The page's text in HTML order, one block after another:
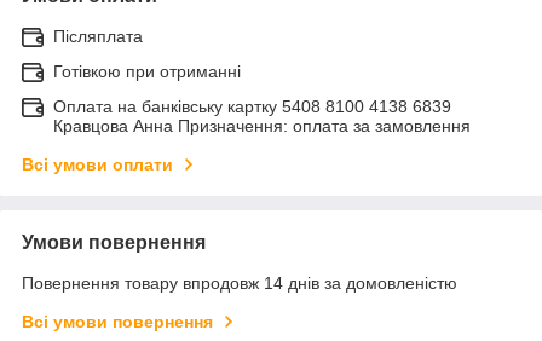
Післяплата
Готівкою при отриманні
Оплата на банківську картку 5408 8100 4138 6839
Кравцова Анна Призначення: оплата за замовлення
Всі умови оплати
Умови повернення
Повернення товару впродовж 14 днів за домовленістю
Всі умови повернення